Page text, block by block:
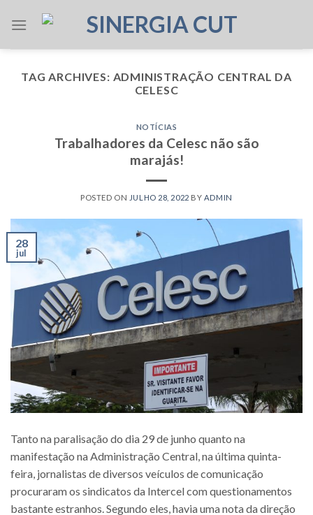
TAG ARCHIVES: ADMINISTRAÇÃO CENTRAL DA
CELESC
NOTÍCIAS
Trabalhadores da Celesc não são
marajás!
POSTED ON JULHO 28, 2022 BY ADMIN
28
jul
Tanto na paralisação do dia 29 de junho quanto na
manifestação na Administração Central, na última quinta-
feira, jornalistas de diversos veículos de comunicação
procuraram os sindicatos da Intercel com questionamentos
bastante estranhos. Segundo eles, havia uma nota da direção